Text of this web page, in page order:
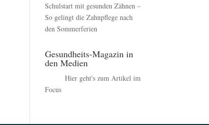
Schulstart mit gesunden Zähnen –
So gelingt die Zahnpflege nach
den Sommerferien
Gesundheits-Magazin in
den Medien
Hier geht's zum Artikel im
Focus